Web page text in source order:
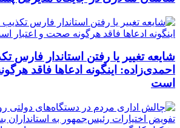
شایعه تغییر یا رفتن استاندار فارس
احمدی‌زاده: اینگونه ادعاها فاقد
است